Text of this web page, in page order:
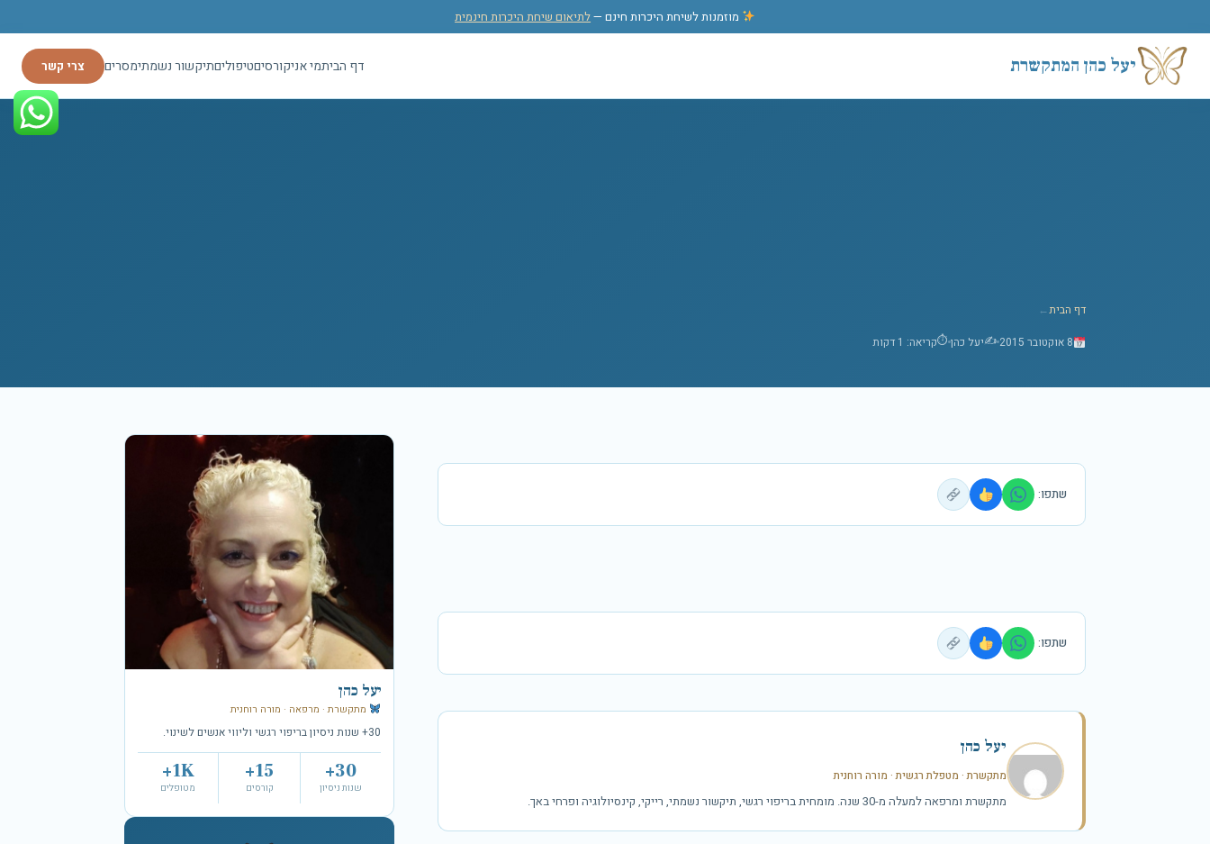
מוזמנות לשיחת היכרות חינם —לתיאום שיחת היכרות חינמית
יעל כהן המתקשרת דף הביתמי אניקורסיםטיפוליםתיקשור נשמתימסרים צרי קשר
דף הבית←
8 אוקטובר 2015
✍️יעל כהן⏱קריאה: 1 דקות
שתפו:
שתפו:
יעל כהן
מתקשרת · מטפלת רגשית · מורה רוחנית
מתקשרת ומרפאה למעלה מ-30 שנה. מומחית בריפוי רגשי, תיקשור נשמתי, רייקי, קינסיולוגיה ופרחי באך.
יעל כהן
מתקשרת · מרפאה · מורה רוחנית
30+ שנות ניסיון בריפוי רגשי וליווי אנשים לשינוי.
30+
שנות ניסיון
15+
קורסים
1K+
מטופלים